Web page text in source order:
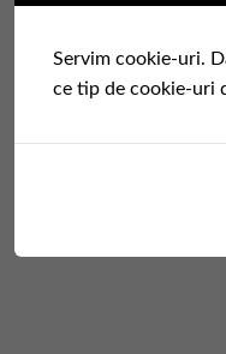
Servim cookie-uri.
ce tip de cookie-uri